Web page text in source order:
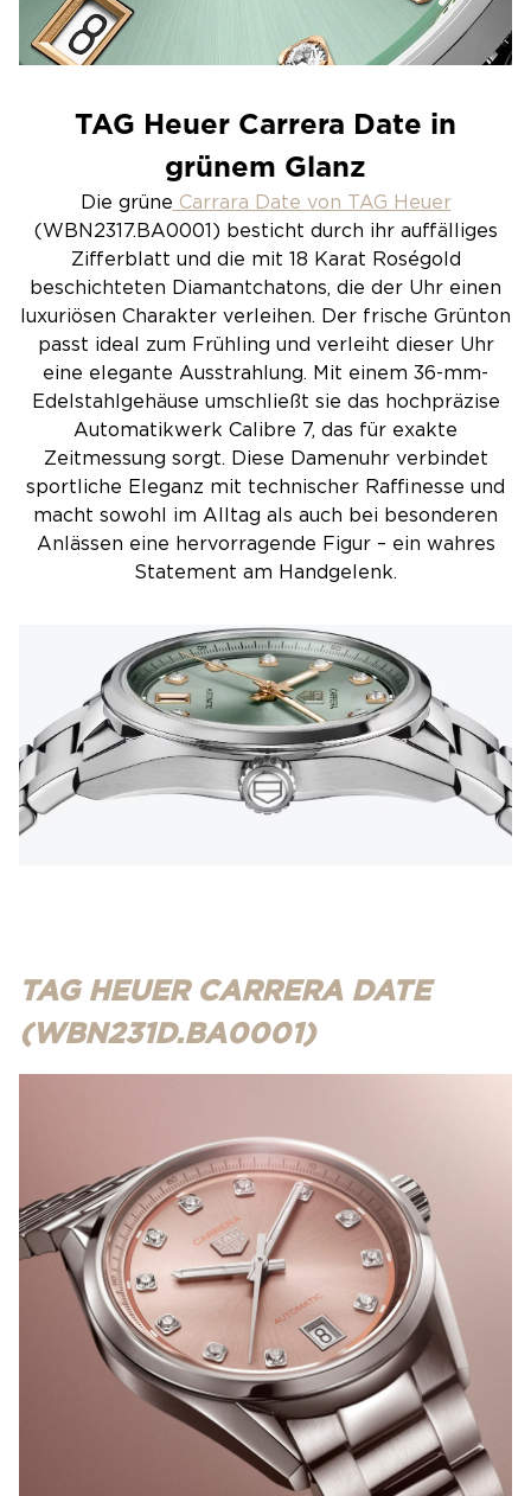
TAG Heuer Carrera Date in
grünem Glanz
Die grüne Carrara Date von TAG Heuer
(WBN2317.BA0001) besticht durch ihr auffälliges
Zifferblatt und die mit 18 Karat Roségold
beschichteten Diamantchatons, die der Uhr einen
luxuriösen Charakter verleihen. Der frische Grünton
passt ideal zum Frühling und verleiht dieser Uhr
eine elegante Ausstrahlung. Mit einem 36-mm-
Edelstahlgehäuse umschließt sie das hochpräzise
Automatikwerk Calibre 7, das für exakte
Zeitmessung sorgt. Diese Damenuhr verbindet
sportliche Eleganz mit technischer Raffinesse und
macht sowohl im Alltag als auch bei besonderen
Anlässen eine hervorragende Figur – ein wahres
Statement am Handgelenk.
TAG HEUER CARRERA DATE
(WBN231D.BA0001)